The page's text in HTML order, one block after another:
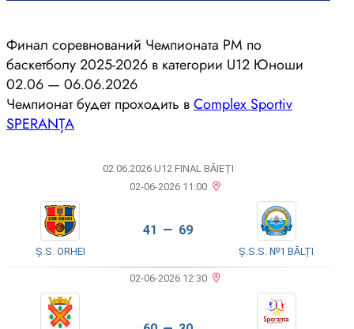
Финал соревнований Чемпионата РМ по
баскетболу 2025-2026 в категории U12 Юноши
02.06 — 06.06.2026
Чемпионат будет проходить вComplex Sportiv
SPERANȚA
02.06.2026 U12 FINAL BĂIEȚI
02-06-2026 11:00
Ș.S. ORHEI
41 — 69
Ș.S.S. №1 BĂLȚI
02-06-2026 12:30